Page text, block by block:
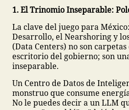
1. El Trinomio Inseparable:
La clave del juego para
Desarrollo, el Nearshoring y
(Data Centers) no son
escritorio del gobierno; son
inseparable.
Un Centro de Datos de
monstruo que consume
No le puedes decir a un LLM